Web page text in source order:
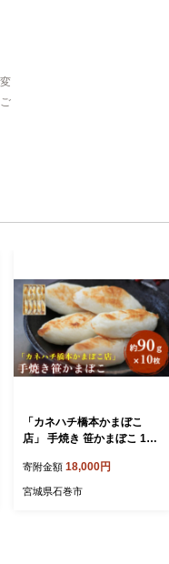
「カネハチ橋本かまぼこ
店」 手焼き 笹かまぼこ 10
き 笹かま 笹かまぼこ 老舗
手作り 宮城県 石巻市 かま
寄附金額 18,000円
宮城県石巻市